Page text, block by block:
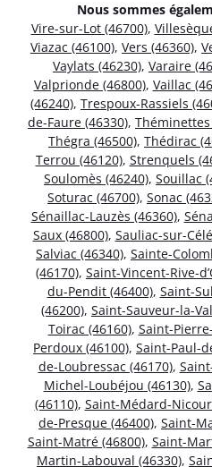
Nous sommes
Vire-sur-Lot (46700),
Viazac (46100), Vers (46360),
Vaylats (46230), Varaire
Valprionde (46800), Vaillac
(46240), Trespoux-Rassiels
de-Faure (46330), Théminettes
Thégra (46500), Thédirac
Terrou (46120), Strenquels
Soulomès (46240), Souillac
Soturac (46700), Sonac
Sénaillac-Lauzès (46360),
Saux (46800), Sauliac-sur-
Salviac (46340), Sainte-
(46170), Saint-Vincent-Rive-
du-Pendit (46400), Saint-
(46200), Saint-Sauveur-la-
Toirac (46160), Saint-
Perdoux (46100), Saint-Paul-
de-Loubressac (46170),
Michel-Loubéjou (46130),
(46110), Saint-Médard-
de-Presque (46400), Saint-
Saint-Matré (46800), Saint-
Martin-Labouval (46330),